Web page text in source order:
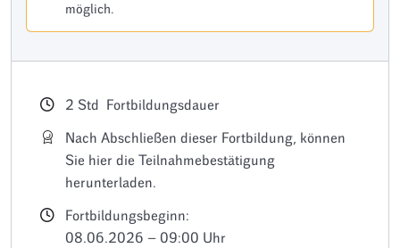
möglich.
2 Std Fortbildungsdauer
Nach Abschließen dieser Fortbildung, können
Sie hier die Teilnahmebestätigung
herunterladen.
Fortbildungsbeginn:
08.06.2026 – 09:00 Uhr